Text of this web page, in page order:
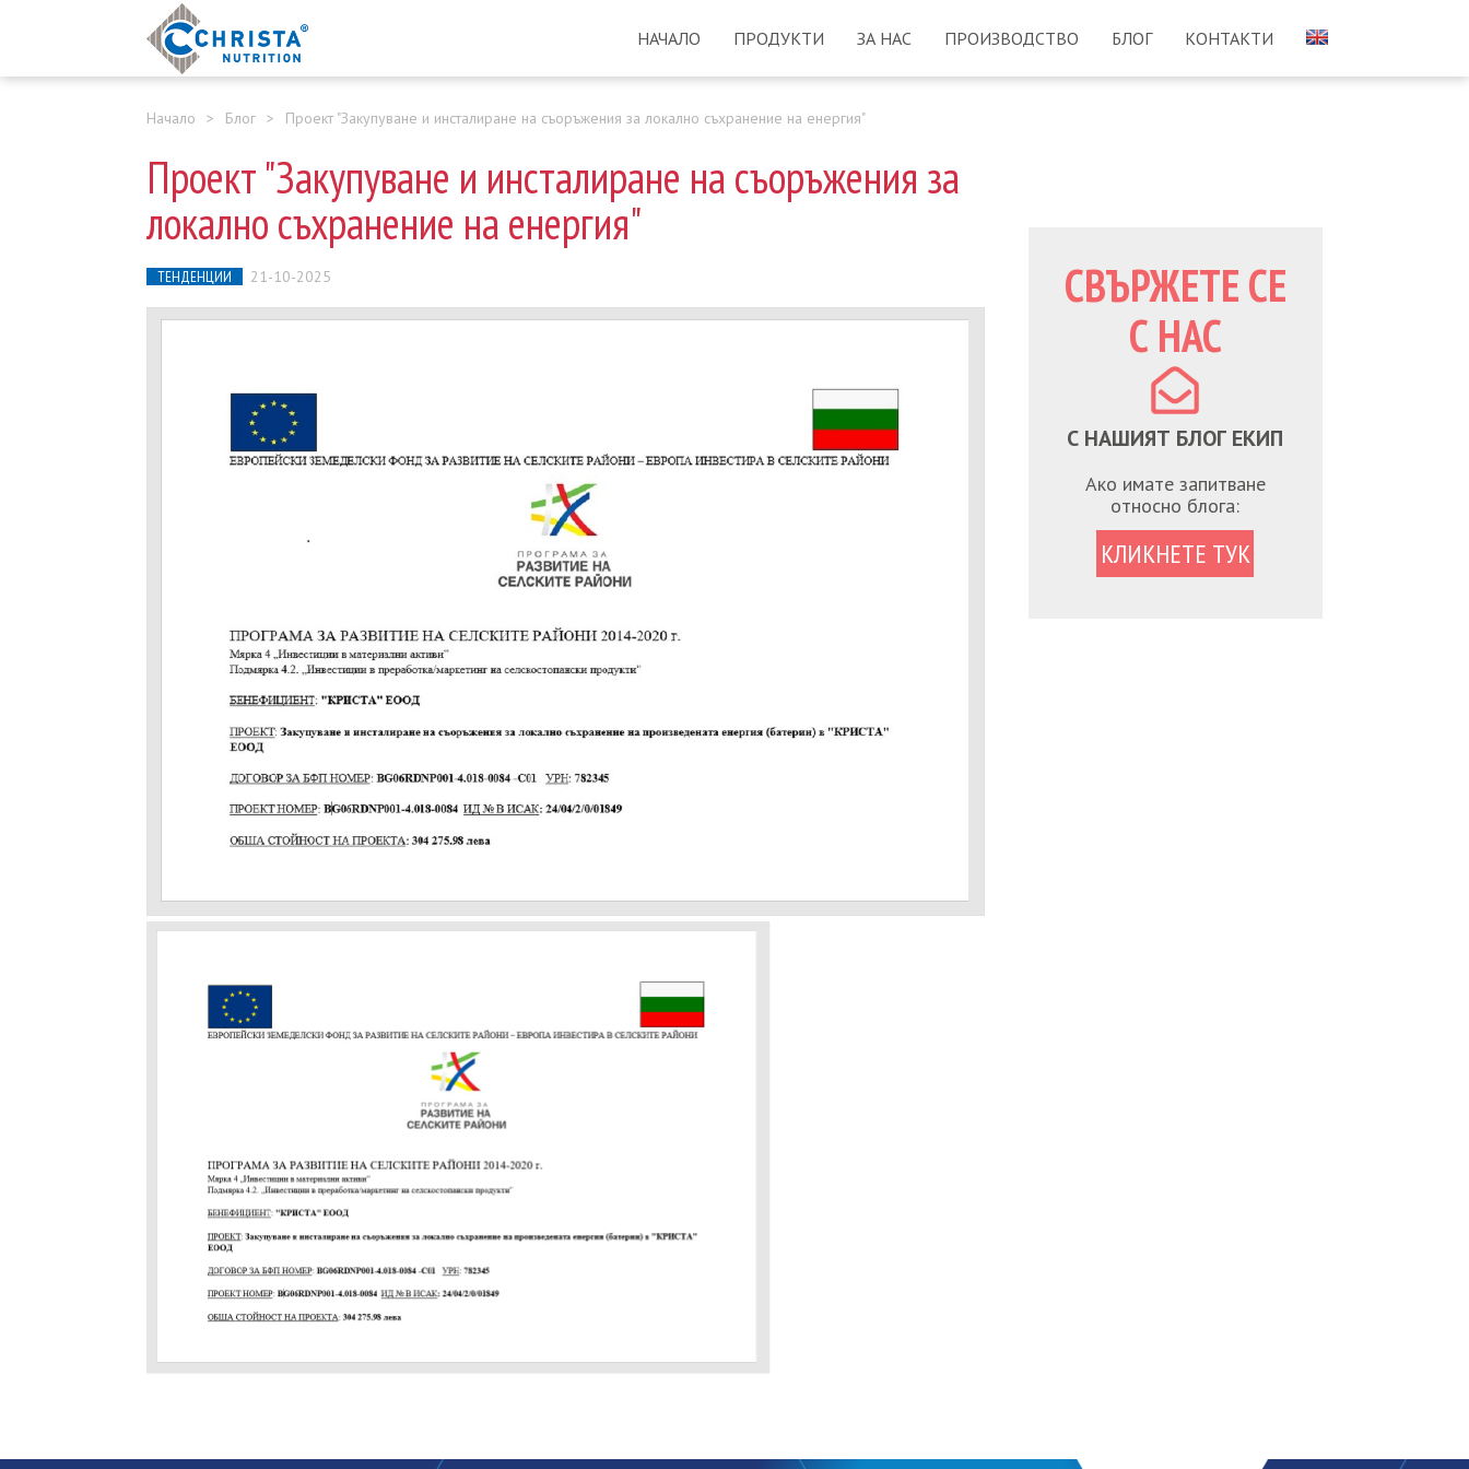
НАЧАЛО ПРОДУКТИ ЗА НАС ПРОИЗВОДСТВО БЛОГ КОНТАКТИ
Начало > Блог > Проект "Закупуване и инсталиране на съоръжения за локално съхранение на енергия"
Проект "Закупуване и инсталиране на съоръжения за
локално съхранение на енергия"
ТЕНДЕНЦИИ 21-10-2025
СВЪРЖЕТЕ СЕ
С НАС
С НАШИЯТ БЛОГ ЕКИП
Ако имате запитване
относно блога:
КЛИКНЕТЕ ТУК